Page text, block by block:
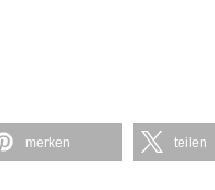
merken teilen